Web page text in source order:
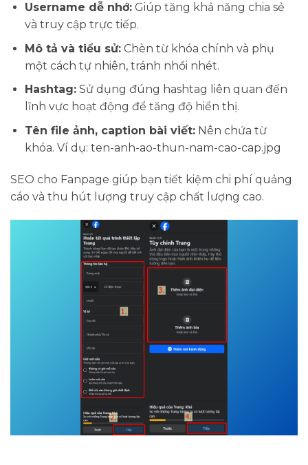
Username dễ nhớ:Giúp tăng khả năng chia sẻ
và truy cập trực tiếp.
Mô tả và tiểu sử:Chèn từ khóa chính và phụ
một cách tự nhiên, tránh nhồi nhét.
Hashtag:Sử dụng đúng hashtag liên quan đến
lĩnh vực hoạt động để tăng độ hiển thị.
Tên file ảnh, caption bài viết:Nên chứa từ
khóa. Ví dụ: ten-anh-ao-thun-nam-cao-cap.jpg
SEO cho Fanpage giúp bạn tiết kiệm chi phí quảng
cáo và thu hút lượng truy cập chất lượng cao.